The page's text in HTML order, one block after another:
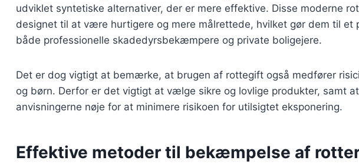
udviklet syntetiske alternativer, der er mere effektive. Disse moderne
designet til at være hurtigere og mere målrettede, hvilket gør dem til
både professionelle skadedyrsbekæmpere og private boligejere.
Det er dog vigtigt at bemærke, at brugen af rottegift også medfører
og børn. Derfor er det vigtigt at vælge sikre og lovlige produkter, samt
anvisningerne nøje for at minimere risikoen for utilsigtet eksponering.
Effektive metoder til bekæmpelse af